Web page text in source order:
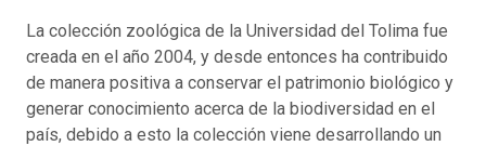
La colección zoológica de la Universidad del Tolima fue
creada en el año 2004, y desde entonces ha contribuido
de manera positiva a conservar el patrimonio biológico y
generar conocimiento acerca de la biodiversidad en el
país, debido a esto la colección viene desarrollando un